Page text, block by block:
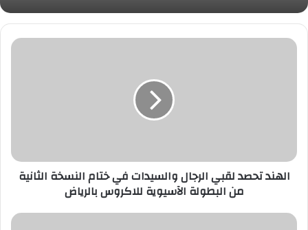
الهند
الثانية
من
للاكروس
الهند تحصد لقبي الرجال والسيدات في ختام النسخة الثانية
من البطولة الآسيوية للاكروس بالرياض
هل